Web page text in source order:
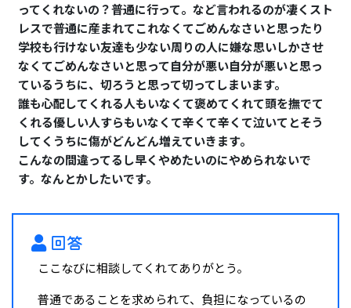
ってくれないの？普通に行って。など言われるのが凄くスト
レスで普通に産まれてこれなくてごめんなさいと思ったり
学校も行けない友達も少ない周りの人に嫌な思いしかさせ
なくてごめんなさいと思って自分が悪い自分が悪いと思っ
ているうちに、切ろうと思って切ってしまいます。
誰も心配してくれる人もいなくて褒めてくれて頭を撫でて
くれる優しい人すらもいなくて辛くて辛くて泣いてとそう
してくうちに傷がどんどん増えていきます。
こんなの間違ってるし早くやめたいのにやめられないで
す。なんとかしたいです。
回答
ここなびに相談してくれてありがとう。
普通であることを求められて、負担になっているの